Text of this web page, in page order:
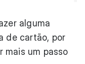
alguma
de cartão, por
mais um passo